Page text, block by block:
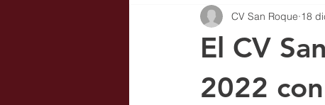
El CV
2022
CV San Roque 18